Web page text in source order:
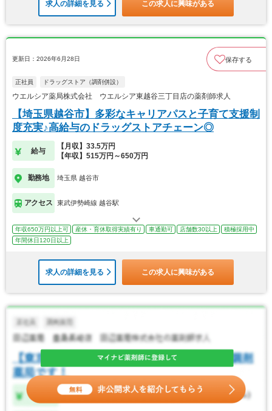
求人の詳細を見る この求人に興味がある
更新日：2026年6月28日 保存する
正社員 ドラッグストア（調剤併設）
ウエルシア薬局株式会社 ウエルシア東越谷三丁目店の薬剤師求人
【埼玉県越谷市】多彩なキャリアパスと子育て支援制
度充実♪高給与のドラッグストアチェーン◎
給与
【月収】33.5万円
【年収】515万円～650万円
勤務地 埼玉県 越谷市
アクセス 東武伊勢崎線 越谷駅
年収650万円以上可 産休・育休取得実績有り 車通勤可 店舗数30以上
積極採用中
年間休日120日以上
求人の詳細を見る この求人に興味がある